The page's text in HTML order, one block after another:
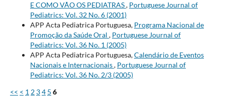
E COMO VÃO OS PEDIATRAS, Portuguese Journal of
Pediatrics: Vol. 32 No. 6 (2001)
APP Acta Pediatrica Portuguesa, Programa Nacional de
Promoção da Saúde Oral , Portuguese Journal of
Pediatrics: Vol. 36 No. 1 (2005)
APP Acta Pediatrica Portuguesa,Calendário de Eventos
Nacionais e Internacionais, Portuguese Journal of
Pediatrics: Vol. 36 No. 2/3 (2005)
<< < 1 2 34 5 6